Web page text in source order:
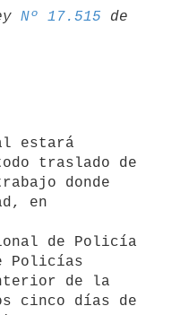
Nº 17.515 de
traslado de
donde
en
de Policía
Policías
de la
cinco días de